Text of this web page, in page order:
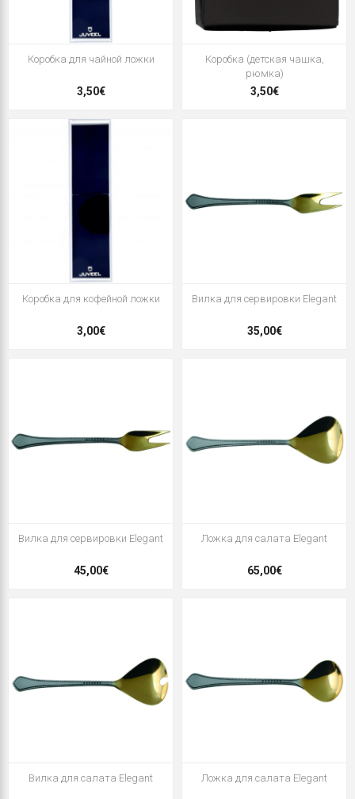
Коробка для чайной ложки
3,50€
Коробка (детская чашка,
рюмка)
3,50€
Коробка для кофейной ложки
3,00€
Вилка для сервировки Elegant
35,00€
Вилка для сервировки Elegant
45,00€
Ложка для салата Elegant
65,00€
Вилка для салата Elegant Ложка для салата Elegant